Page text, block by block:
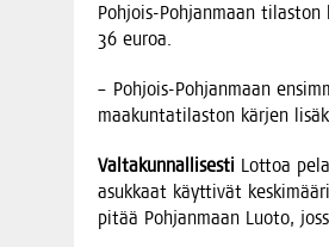
Poh­jois-Poh­jan­maan
36 euroa.
– Poh­jois-Poh­jan­maan
maa­kun­ta­ti­las­ton kär­jen
Val­ta­kun­nal­li­ses­ti Lot­toa
asuk­kaat käyt­ti­vät
pitää Poh­jan­maan Luo­to,